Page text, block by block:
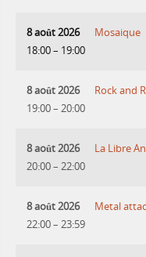
8 août 2026
18:00– 19:00
Mosaique
8 août 2026
19:00– 20:00
Rock and
8 août 2026
20:00– 22:00
La Libre
8 août 2026
22:00– 23:59
Metal